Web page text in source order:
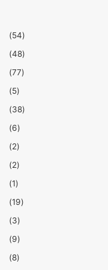
(54)
(48)
(77)
(5)
(38)
(6)
(2)
(2)
(1)
(19)
(3)
(9)
(8)